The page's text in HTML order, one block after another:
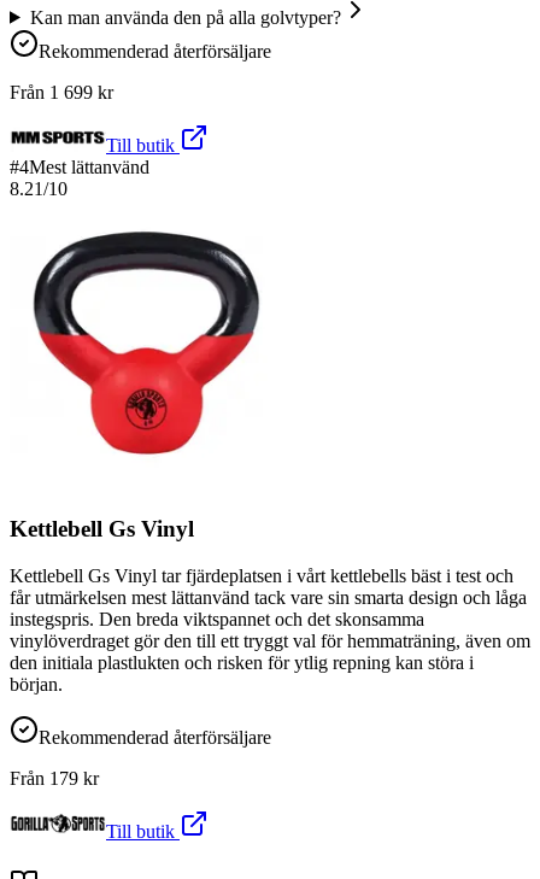
Kan man använda den på alla golvtyper?
Rekommenderad återförsäljare
Från 1 699 kr
Till butik
#4Mest lättanvänd
8.21/10
Kettlebell Gs Vinyl
Kettlebell Gs Vinyl tar fjärdeplatsen i vårt kettlebells bäst i test och
får utmärkelsen mest lättanvänd tack vare sin smarta design och låga
instegspris. Den breda viktspannet och det skonsamma
vinylöverdraget gör den till ett tryggt val för hemmaträning, även om
den initiala plastlukten och risken för ytlig repning kan störa i
början.
Rekommenderad återförsäljare
Från 179 kr
Till butik